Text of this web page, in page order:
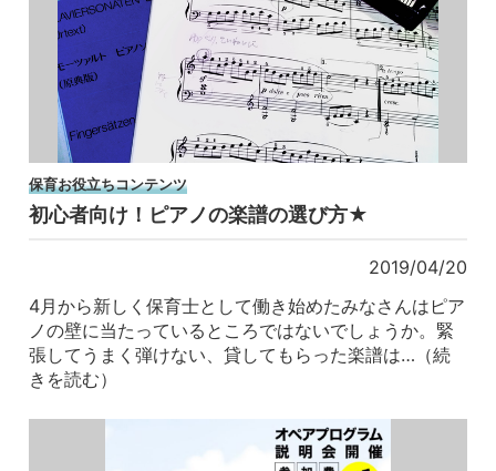
保育お役立ちコンテンツ
初心者向け！ピアノの楽譜の選び方★
2019/04/20
4月から新しく保育士として働き始めたみなさんはピア
ノの壁に当たっているところではないでしょうか。緊
張してうまく弾けない、貸してもらった楽譜は…（続
きを読む）